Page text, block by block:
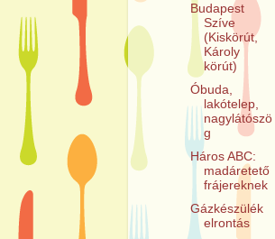
Budapest
Szíve
(Kiskörút,
Károly
körút)
Óbuda,
lakótelep,
nagylátószö
g
Háros ABC:
madáretető
frájereknek
Gázkészülék
elrontás